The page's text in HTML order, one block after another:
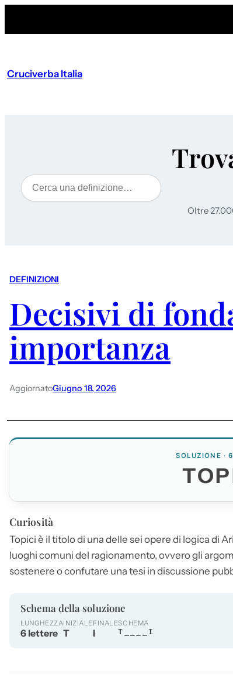
Cruciverba Italia
Cerca
Oltre
DEFINIZIONI
Decisivi di
importanza
AggiornatoGiugno 18, 2026
SOLUZIONE ·
Curiosità
Topici è il titolo di una delle sei opere di logica di
luoghi comuni del ragionamento, ovvero gli
sostenere o confutare una tesi in discussione
Schema della soluzione
LUNGHEZZA
6 lettere
INIZIALE
T
FINALE
I
SCHEMA
T____I